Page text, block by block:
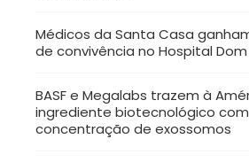
Médicos da Santa Casa
de convivência no Hospital
BASF e Megalabs trazem à
ingrediente biotecnológico
concentração de exossomos